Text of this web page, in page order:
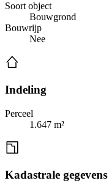
Soort object
Bouwgrond
Bouwrijp
Nee
Indeling
Perceel
1.647 m²
Kadastrale gegevens